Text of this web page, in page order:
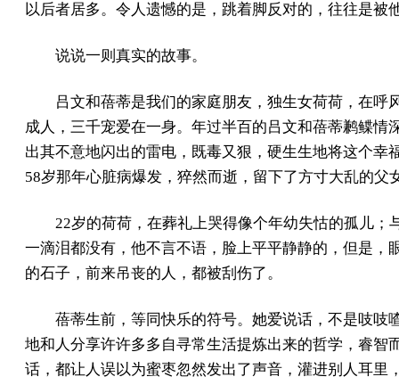
以后者居多。令人遗憾的是，跳着脚反对的，往往是被
说说一则真实的故事。
吕文和蓓蒂是我们的家庭朋友，独生女荷荷，在呼
成人，三千宠爱在一身。年过半百的吕文和蓓蒂鹣鲽情
出其不意地闪出的雷电，既毒又狠，硬生生地将这个幸
58岁那年心脏病爆发，猝然而逝，留下了方寸大乱的父
22岁的荷荷，在葬礼上哭得像个年幼失怙的孤儿；
一滴泪都没有，他不言不语，脸上平平静静的，但是，
的石子，前来吊丧的人，都被刮伤了。
蓓蒂生前，等同快乐的符号。她爱说话，不是吱吱
地和人分享许许多多自寻常生活提炼出来的哲学，睿智
话，都让人误以为蜜枣忽然发出了声音，灌进别人耳里